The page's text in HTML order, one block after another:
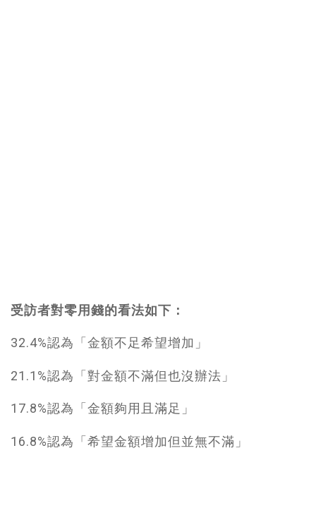
受訪者對零用錢的看法如下：
32.4%認為「金額不足希望增加」
21.1%認為「對金額不滿但也沒辦法」
17.8%認為「金額夠用且滿足」
16.8%認為「希望金額增加但並無不滿」